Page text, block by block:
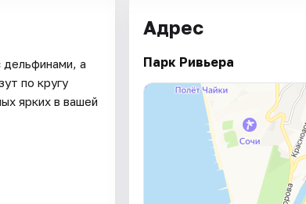
дельфинами, а
по кругу
ярких в вашей
Адрес
Парк Ривьера